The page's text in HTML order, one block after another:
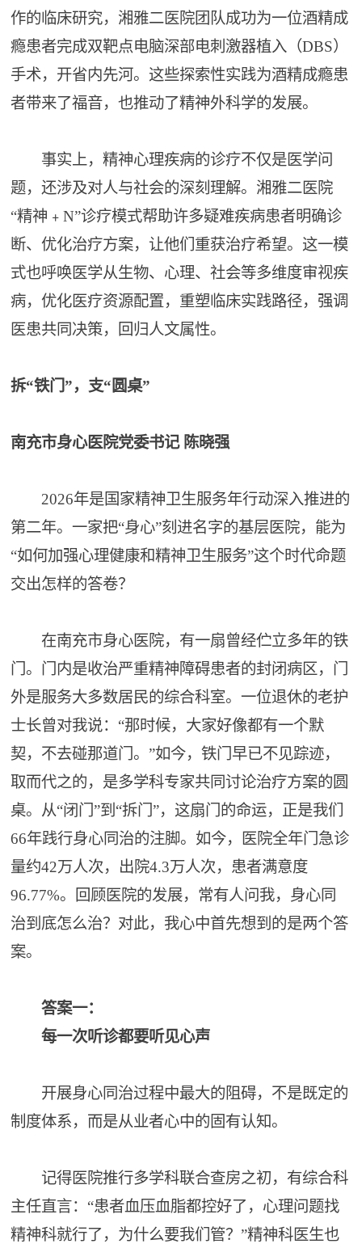
作的临床研究，湘雅二医院团队成功为一位酒精成
瘾患者完成双靶点电脑深部电刺激器植入（DBS）
手术，开省内先河。这些探索性实践为酒精成瘾患
者带来了福音，也推动了精神外科学的发展。
事实上，精神心理疾病的诊疗不仅是医学问
题，还涉及对人与社会的深刻理解。湘雅二医院
“精神﹢N”诊疗模式帮助许多疑难疾病患者明确诊
断、优化治疗方案，让他们重获治疗希望。这一模
式也呼唤医学从生物、心理、社会等多维度审视疾
病，优化医疗资源配置，重塑临床实践路径，强调
医患共同决策，回归人文属性。
拆“铁门”，支“圆桌”
南充市身心医院党委书记 陈晓强
2026年是国家精神卫生服务年行动深入推进的
第二年。一家把“身心”刻进名字的基层医院，能为
“如何加强心理健康和精神卫生服务”这个时代命题
交出怎样的答卷？
在南充市身心医院，有一扇曾经伫立多年的铁
门。门内是收治严重精神障碍患者的封闭病区，门
外是服务大多数居民的综合科室。一位退休的老护
士长曾对我说：“那时候，大家好像都有一个默
契，不去碰那道门。”如今，铁门早已不见踪迹，
取而代之的，是多学科专家共同讨论治疗方案的圆
桌。从“闭门”到“拆门”，这扇门的命运，正是我们
66年践行身心同治的注脚。如今，医院全年门急诊
量约42万人次，出院4.3万人次，患者满意度
96.77%。回顾医院的发展，常有人问我，身心同
治到底怎么治？对此，我心中首先想到的是两个答
案。
答案一：
每一次听诊都要听见心声
开展身心同治过程中最大的阻碍，不是既定的
制度体系，而是从业者心中的固有认知。
记得医院推行多学科联合查房之初，有综合科
主任直言：“患者血压血脂都控好了，心理问题找
精神科就行了，为什么要我们管？”精神科医生也